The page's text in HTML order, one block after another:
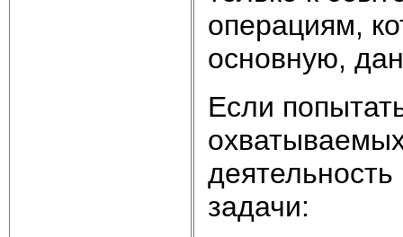
операциям,
основную,
Если
задачи: